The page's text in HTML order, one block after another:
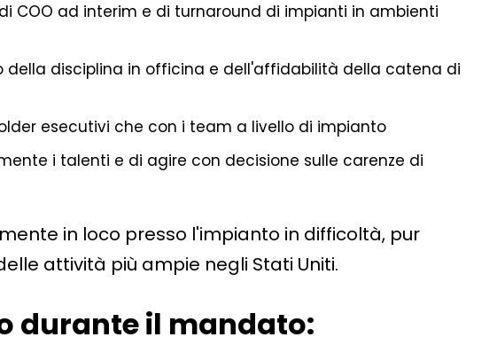
COO ad interim e di turnaround di impianti in ambienti
della disciplina in officina e dell'affidabilità della catena di
esecutivi che con i team a livello di impianto
i talenti e di agire con decisione sulle carenze di
in loco presso l'impianto in difficoltà, pur
attività più ampie negli Stati Uniti.
durante il mandato: